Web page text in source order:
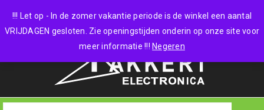
!!! Let op - In de zomer vakantie periode is de winkel een aantal
VRIJDAGEN gesloten. Zie openingstijden onderin op onze site voor
meer informatie !!! Negeren
0 items - €0,00